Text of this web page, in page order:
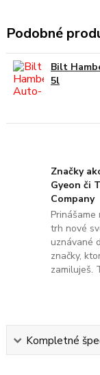
Podobné
Bilt
5l
Značky
Gyeon či
Company
trh nové
uznávané
značky,
zamiluješ.
Kompletné